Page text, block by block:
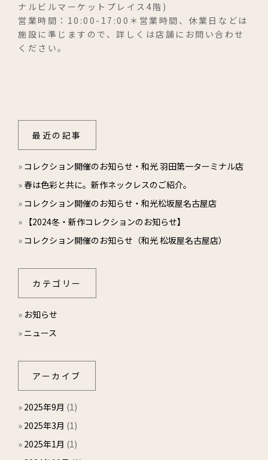
コレクション
トゥインクル・コムサ
お問い合わせ
ナルビルマーケットプレイス4階)
営業時間：10:00-17:00＊営業時間、休業日などは
施設に準じますので、詳しくは店舗にお問い合わせ
ください。
最近の記事
» コレクション開催のお知らせ・和光 羽田第一ターミナル店
» 春は色彩と共に。新作ネックレスのご紹介。
» コレクション開催のお知らせ・和光松坂屋名古屋店
» 【2024冬・新作コレクションのお知らせ】
» コレクション開催のお知らせ（和光 松坂屋名古屋店）
カテゴリー
» お知らせ
» ニュース
アーカイブ
» 2025年9月 (1)
» 2025年3月 (1)
» 2025年1月 (1)